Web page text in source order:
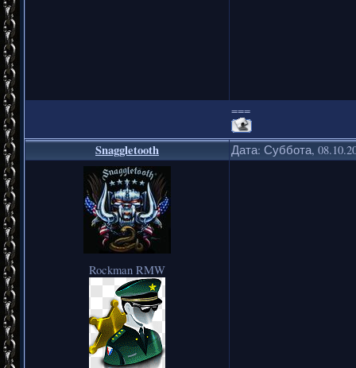
===
Snaggletooth Дата: Суббота,
Rockman RMW